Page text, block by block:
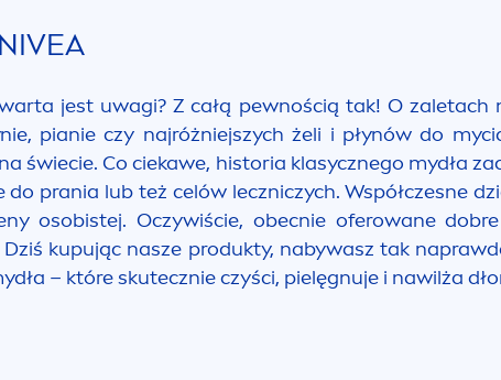
NIVEA
jest uwagi? Z całą pewnością tak! O
pianie czy najróżniejszych żeli i płynów do
świecie. Co ciekawe, historia klasycznego mydła
prania lub też celów leczniczych. Współczesne
osobistej. Oczywiście, obecnie oferowane
Dziś kupując nasze produkty, nabywasz tak
– które skutecznie czyści, pielęgnuje i nawilża